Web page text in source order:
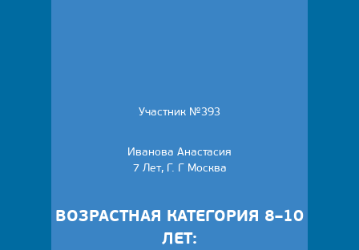
Участник №393
Иванова Анастасия
7 Лет, Г. Г Москва
ВОЗРАСТНАЯ КАТЕГОРИЯ 8–10
ЛЕТ: